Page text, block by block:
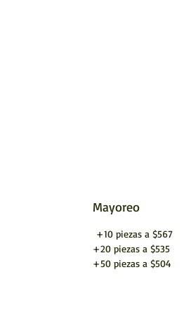
Mayoreo
+10 piezas a $567
+20 piezas a $535
+50 piezas a $504